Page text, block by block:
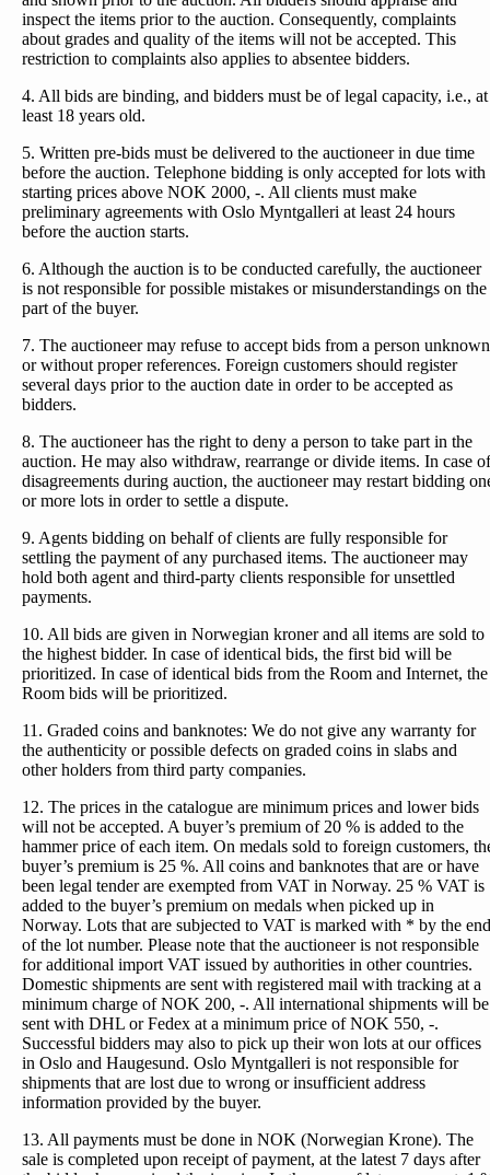
inspect the items prior to the auction. Consequently, complaints
about grades and quality of the items will not be accepted. This
restriction to complaints also applies to absentee bidders.
4. All bids are binding, and bidders must be of legal capacity, i.e., at
least 18 years old.
5. Written pre-bids must be delivered to the auctioneer in due time
before the auction. Telephone bidding is only accepted for lots with
starting prices above NOK 2000, -. All clients must make
preliminary agreements with Oslo Myntgalleri at least 24 hours
before the auction starts.
6. Although the auction is to be conducted carefully, the auctioneer
is not responsible for possible mistakes or misunderstandings on the
part of the buyer.
7. The auctioneer may refuse to accept bids from a person unknown
or without proper references. Foreign customers should register
several days prior to the auction date in order to be accepted as
bidders.
8. The auctioneer has the right to deny a person to take part in the
auction. He may also withdraw, rearrange or divide items. In case of
disagreements during auction, the auctioneer may restart bidding
or more lots in order to settle a dispute.
9. Agents bidding on behalf of clients are fully responsible for
settling the payment of any purchased items. The auctioneer may
hold both agent and third-party clients responsible for unsettled
payments.
10. All bids are given in Norwegian kroner and all items are sold to
the highest bidder. In case of identical bids, the first bid will be
prioritized. In case of identical bids from the Room and Internet, the
Room bids will be prioritized.
11. Graded coins and banknotes: We do not give any warranty for
the authenticity or possible defects on graded coins in slabs and
other holders from third party companies.
12. The prices in the catalogue are minimum prices and lower bids
will not be accepted. A buyer’s premium of 20 % is added to the
hammer price of each item. On medals sold to foreign customers,
buyer’s premium is 25 %. All coins and banknotes that are or have
been legal tender are exempted from VAT in Norway. 25 % VAT is
added to the buyer’s premium on medals when picked up in
Norway. Lots that are subjected to VAT is marked with * by the end
of the lot number. Please note that the auctioneer is not responsible
for additional import VAT issued by authorities in other countries.
Domestic shipments are sent with registered mail with tracking at a
minimum charge of NOK 200, -. All international shipments will be
sent with DHL or Fedex at a minimum price of NOK 550, -.
Successful bidders may also to pick up their won lots at our offices
in Oslo and Haugesund. Oslo Myntgalleri is not responsible for
shipments that are lost due to wrong or insufficient address
information provided by the buyer.
13. All payments must be done in NOK (Norwegian Krone). The
sale is completed upon receipt of payment, at the latest 7 days after